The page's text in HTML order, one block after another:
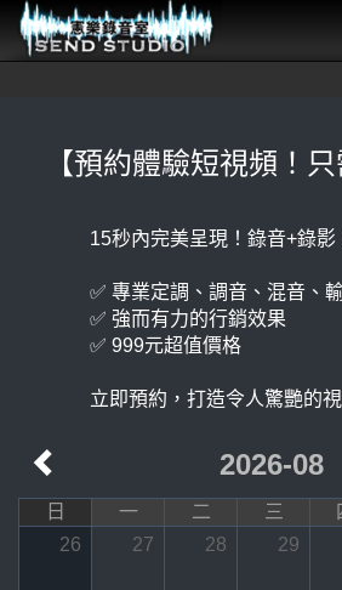
【預約體驗短視頻！只
15秒內完美呈現！錄音+錄影
✅ 專業定調、調音、混音、
✅ 強而有力的行銷效果
✅ 999元超值價格
2026-08
日 一 二 三
26
27 28 29